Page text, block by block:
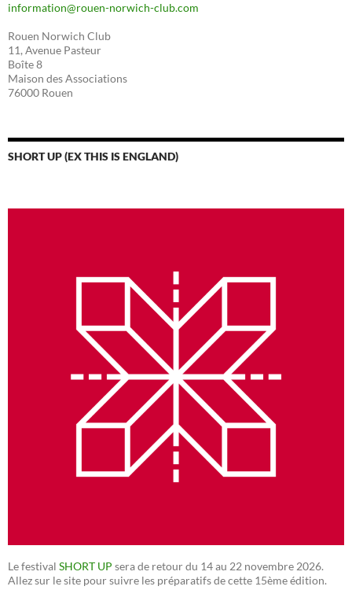
information@rouen-norwich-club.com
Rouen Norwich Club
11, Avenue Pasteur
Boîte 8
Maison des Associations
76000 Rouen
SHORT UP (EX THIS IS ENGLAND)
Le festival SHORT UP sera de retour du 14 au 22 novembre 2026.
Allez sur le site pour suivre les préparatifs de cette 15ème édition.